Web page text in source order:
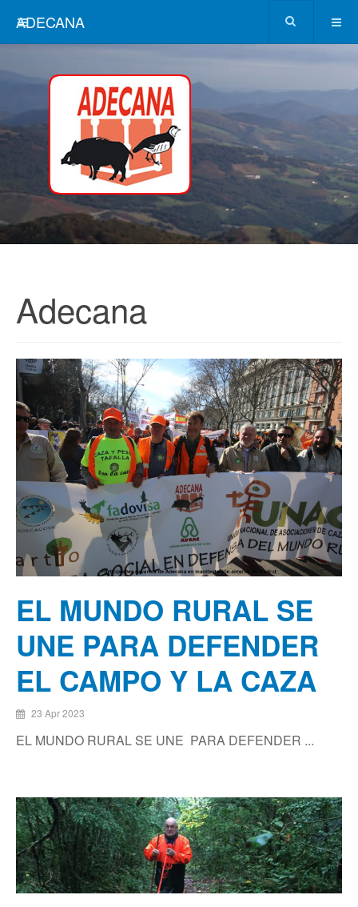
ADECANA
Adecana
EL MUNDO RURAL SE
UNE PARA DEFENDER
EL CAMPO Y LA CAZA
23 Apr 2023
EL MUNDO RURAL SE UNE PARA DEFENDER ...